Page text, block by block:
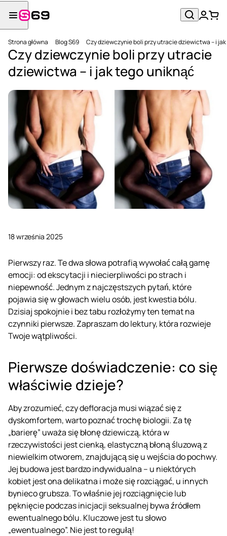
Strona główna Blog S69 Czy dziewczynie boli przy utracie dziewictwa – i
Czy dziewczynie boli przy utracie
dziewictwa – i jak tego uniknąć
18 września 2025
Pierwszy raz. Te dwa słowa potrafią wywołać całą gamę
emocji: od ekscytacji i niecierpliwości po strach i
niepewność. Jednym z najczęstszych pytań, które
pojawia się w głowach wielu osób, jest kwestia bólu.
Dzisiaj spokojnie i bez tabu rozłożymy ten temat na
czynniki pierwsze. Zapraszam do lektury, która rozwieje
Twoje wątpliwości.
Pierwsze doświadczenie: co się
właściwie dzieje?
Aby zrozumieć, czydefloracja musi wiązać się z
dyskomfortem, warto poznać trochę biologii. Za tę
„barierę” uważa się błonę dziewiczą, która w
rzeczywistości jest cienką, elastyczną błoną śluzową z
niewielkim otworem, znajdującą się u wejścia do pochwy.
Jej budowa jest bardzo indywidualna – u niektórych
kobiet jest ona delikatna i może się rozciągać, u innych
bynieco grubsza. To właśnie jej rozciągnięcie lub
pęknięcie podczas inicjacji seksualnej bywa źródłem
ewentualnegobólu. Kluczowe jest tu słowo
„ewentualnego”. Nie jest to regułą!